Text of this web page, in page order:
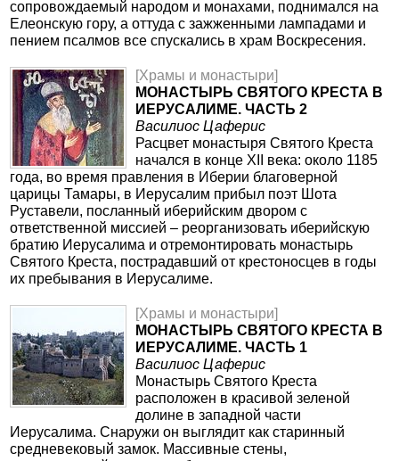
сопровождаемый народом и монахами, поднимался на
Елеонскую гору, а оттуда с зажженными лампадами и
пением псалмов все спускались в храм Воскресения.
[Храмы и монастыри]
МОНАСТЫРЬ СВЯТОГО КРЕСТА В
ИЕРУСАЛИМЕ. ЧАСТЬ 2
Василиос Цаферис
Расцвет монастыря Святого Креста
начался в конце XII века: около 1185
года, во время правления в Иберии благоверной
царицы Тамары, в Иерусалим прибыл поэт Шота
Руставели, посланный иберийским двором с
ответственной миссией – реорганизовать иберийскую
братию Иерусалима и отремонтировать монастырь
Святого Креста, пострадавший от крестоносцев в годы
их пребывания в Иерусалиме.
[Храмы и монастыри]
МОНАСТЫРЬ СВЯТОГО КРЕСТА В
ИЕРУСАЛИМЕ. ЧАСТЬ 1
Василиос Цаферис
Монастырь Святого Креста
расположен в красивой зеленой
долине в западной части
Иерусалима. Снаружи он выглядит как старинный
средневековый замок. Массивные стены,